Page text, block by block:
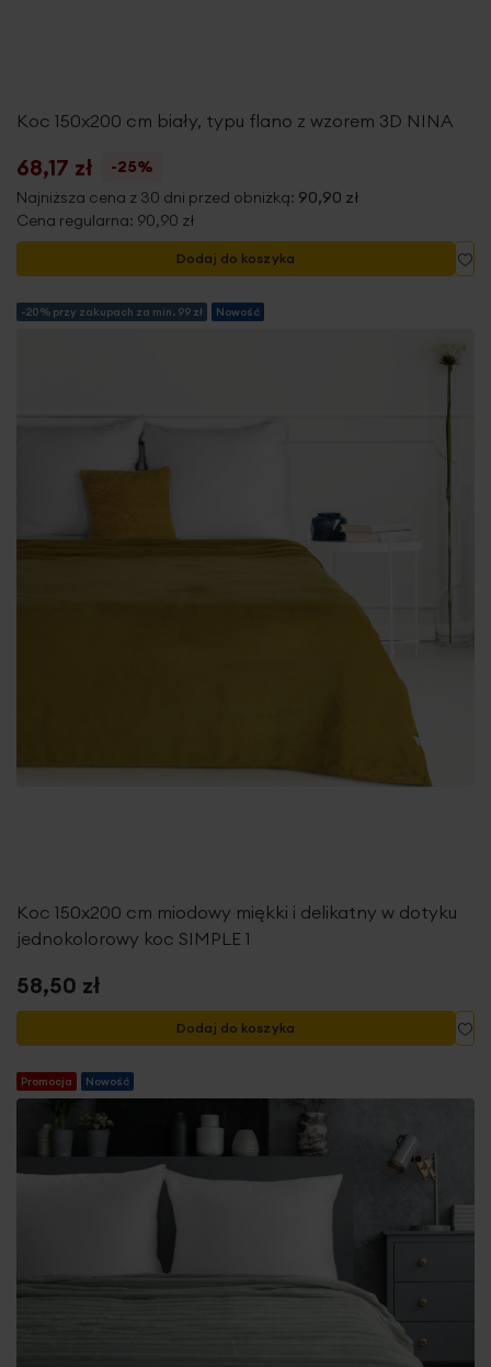
Koc 150x200 cm biały, typu flano z wzorem 3D NINA
68,17 zł
-25%
Najniższa cena z 30 dni przed obniżką: 90,90 zł
Cena regularna: 90,90 zł
Dodaj do koszyka
-20% przy zakupach za min. 99 zł Nowość
Koc 150x200 cm miodowy miękki i delikatny w dotyku
jednokolorowy koc SIMPLE 1
58,50 zł
Dodaj do koszyka
Promocja Nowość